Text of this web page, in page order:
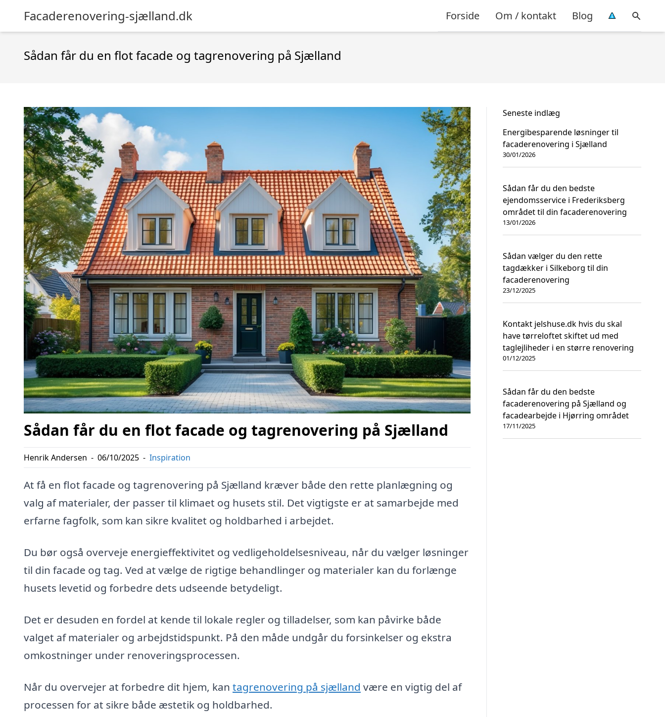
Facaderenovering-sjælland.dk Forside Om / kontakt Blog
Sådan får du en flot facade og tagrenovering på Sjælland
Sådan får du en flot facade og tagrenovering på Sjælland
Henrik Andersen - 06/10/2025 - Inspiration
At få en flot facade og tagrenovering på Sjælland kræver både den rette planlægning og
valg af materialer, der passer til klimaet og husets stil. Det vigtigste er at samarbejde med
erfarne fagfolk, som kan sikre kvalitet og holdbarhed i arbejdet.
Du bør også overveje energieffektivitet og vedligeholdelsesniveau, når du vælger løsninger
til din facade og tag. Ved at vælge de rigtige behandlinger og materialer kan du forlænge
husets levetid og forbedre dets udseende betydeligt.
Det er desuden en fordel at kende til lokale regler og tilladelser, som kan påvirke både
valget af materialer og arbejdstidspunkt. På den måde undgår du forsinkelser og ekstra
omkostninger under renoveringsprocessen.
Når du overvejer at forbedre dit hjem, kan tagrenovering på sjælland være en vigtig del af
processen for at sikre både æstetik og holdbarhed.
Seneste indlæg
Energibesparende løsninger til
facaderenovering i Sjælland
30/01/2026
Sådan får du den bedste
ejendomsservice i Frederiksberg
området til din facaderenovering
13/01/2026
Sådan vælger du den rette
tagdækker i Silkeborg til din
facaderenovering
23/12/2025
Kontakt jelshuse.dk hvis du skal
have tørreloftet skiftet ud med
taglejliheder i en større renovering
01/12/2025
Sådan får du den bedste
facaderenovering på Sjælland og
facadearbejde i Hjørring området
17/11/2025